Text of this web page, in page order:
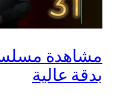
بدقة عالية